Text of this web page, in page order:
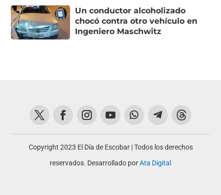
Un conductor alcoholizado
chocó contra otro vehículo en
Ingeniero Maschwitz
Copyright 2023 El Día de Escobar | Todos los derechos
reservados. Desarrollado porAta Digital